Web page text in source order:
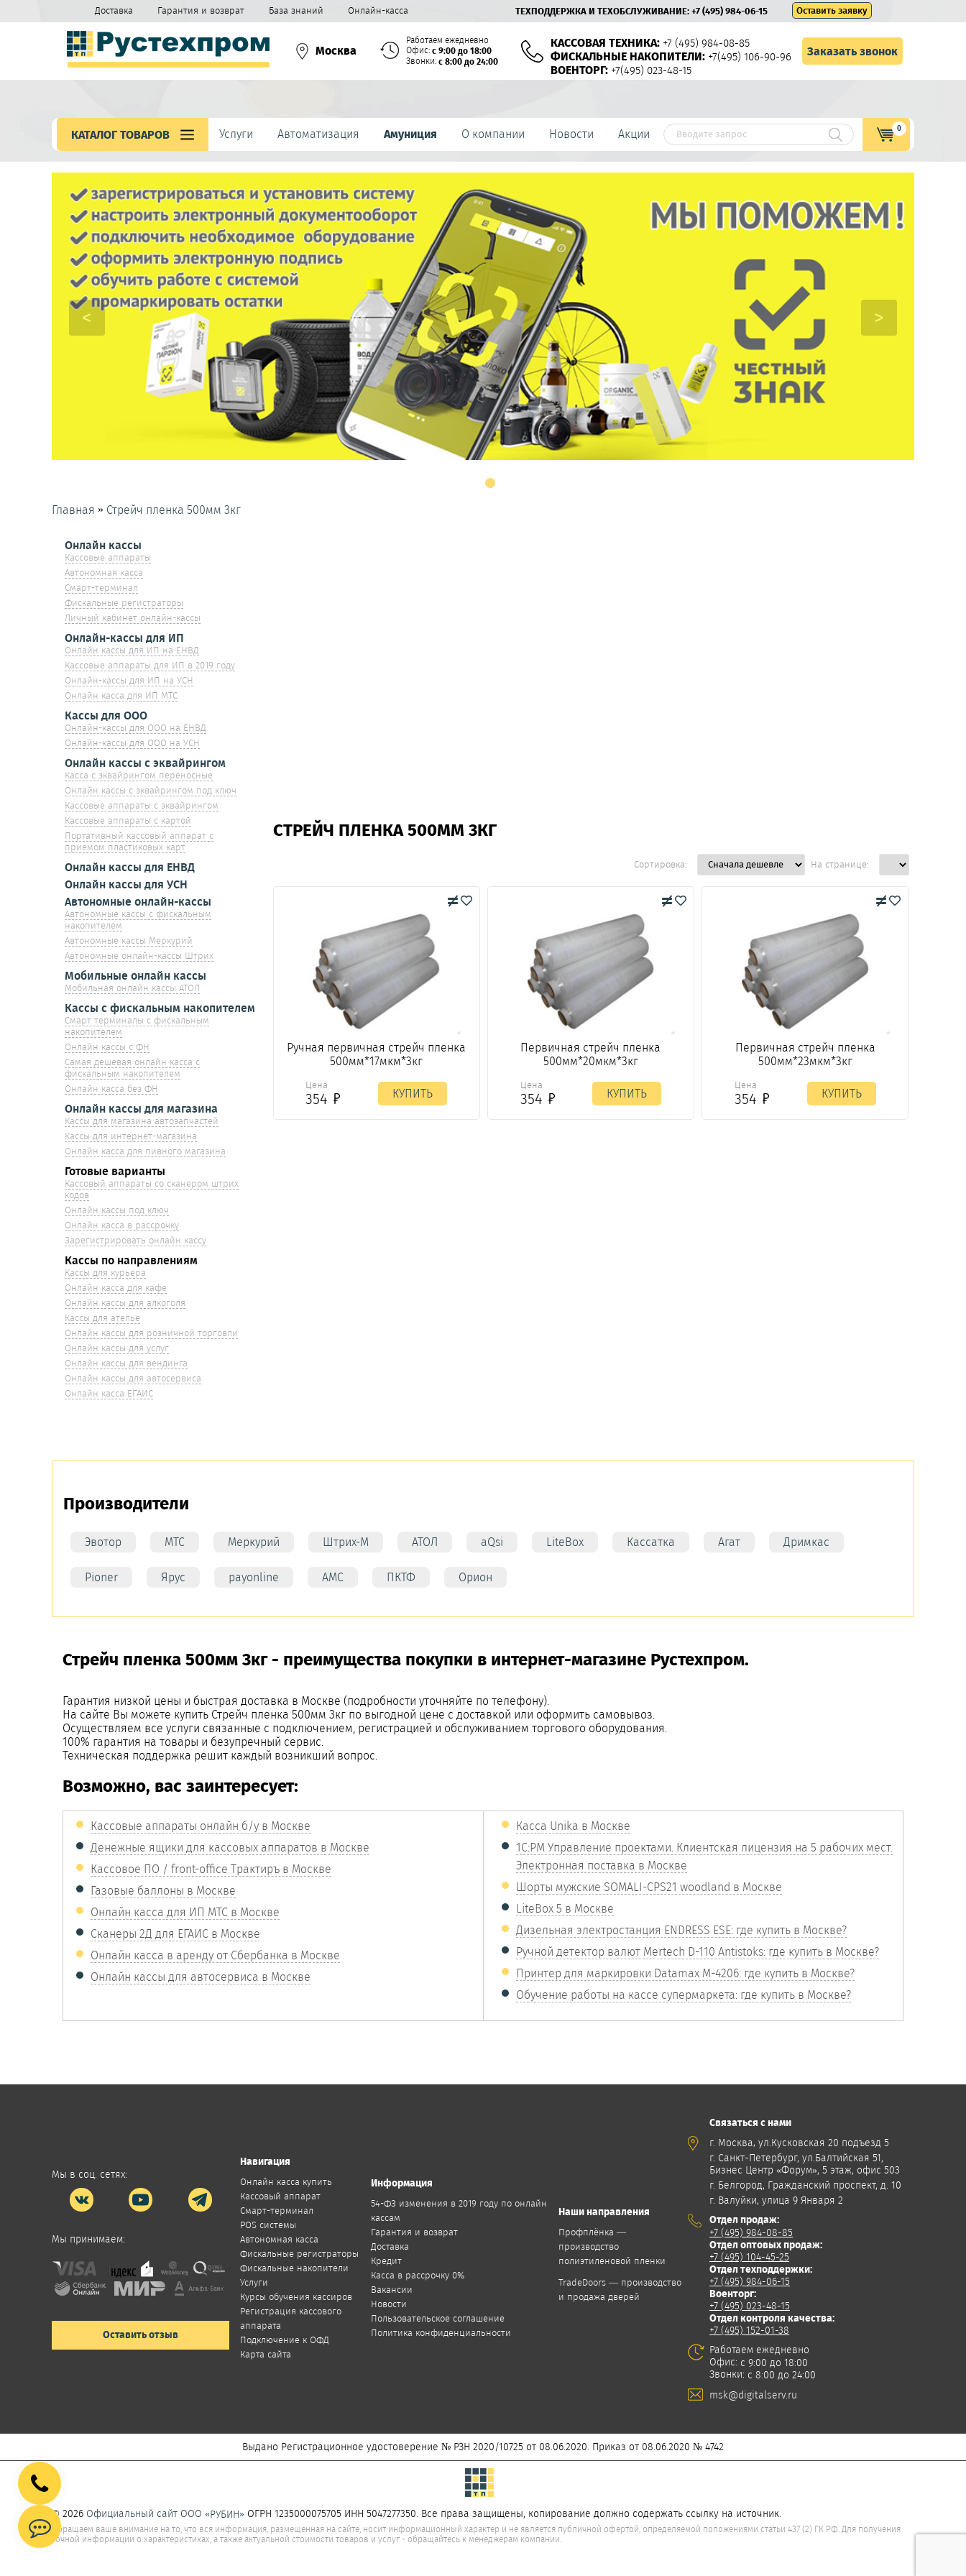
Доставка Гарантия и возврат База знаний Онлайн-касса ТЕХПОДДЕРЖКА И ТЕХОБСЛУЖИВАНИЕ: +7 (495) 984-06-15 Оставить заявку
Москва
Работаем ежедневно
Офис: с 9:00 до 18:00
Звонки: с 8:00 до 24:00
КАССОВАЯ ТЕХНИКА: +7 (495) 984-08-85
ФИСКАЛЬНЫЕ НАКОПИТЕЛИ: +7(495) 106-90-96
ВОЕНТОРГ: +7(495) 023-48-15
Заказать звонок
КАТАЛОГ ТОВАРОВ Услуги Автоматизация Амуниция О компании Новости Акции 0
< >
Главная » Стрейч пленка 500мм 3кг
Онлайн кассы
Кассовые аппараты
Автономная касса
Смарт-терминал
Фискальные регистраторы
Личный кабинет онлайн-кассы
Онлайн-кассы для ИП
Онлайн кассы для ИП на ЕНВД
Кассовые аппараты для ИП в 2019 году
Онлайн-кассы для ИП на УСН
Онлайн касса для ИП МТС
Кассы для ООО
Онлайн-кассы для ООО на ЕНВД
Онлайн-кассы для ООО на УСН
Онлайн кассы с эквайрингом
Касса с эквайрингом переносные
Онлайн кассы с эквайрингом под ключ
Кассовые аппараты с эквайрингом
Кассовые аппараты с картой
Портативный кассовый аппарат с
приемом пластиковых карт
Онлайн кассы для ЕНВД
Онлайн кассы для УСН
Автономные онлайн-кассы
Автономные кассы с фискальным
накопителем
Автономные кассы Меркурий
Автономные онлайн-кассы Штрих
Мобильные онлайн кассы
Мобильная онлайн кассы АТОЛ
Кассы с фискальным накопителем
Смарт терминалы с фискальным
накопителем
Онлайн кассы с ФН
Самая дешевая онлайн касса с
фискальным накопителем
Онлайн касса без ФН
Онлайн кассы для магазина
Кассы для магазина автозапчастей
Кассы для интернет-магазина
Онлайн касса для пивного магазина
Готовые варианты
Кассовый аппараты со сканером штрих
кодов
Онлайн кассы под ключ
Онлайн касса в рассрочку
Зарегистрировать онлайн кассу
Кассы по направлениям
Кассы для курьера
Онлайн касса для кафе
Онлайн кассы для алкоголя
Кассы для ателье
Онлайн кассы для розничной торговли
Онлайн кассы для услуг
Онлайн кассы для вендинга
Онлайн кассы для автосервиса
Онлайн касса ЕГАИС
СТРЕЙЧ ПЛЕНКА 500ММ 3КГ
Сортировка: На странице:
Ручная первичная стрейч пленка
500мм*17мкм*3кг
Цена
354 КУПИТЬ
Первичная стрейч пленка
500мм*20мкм*3кг
Цена
354 КУПИТЬ
Первичная стрейч пленка
500мм*23мкм*3кг
Цена
354 КУПИТЬ
Производители
Эвотор МТС Меркурий Штрих-М АТОЛ aQsi LiteBox Кассатка Агат Дримкас
Pioner Ярус payonline АМС ПКТФ Орион
Стрейч пленка 500мм 3кг - преимущества покупки в интернет-магазине Рустехпром.
Гарантия низкой цены и быстрая доставка в Москве (подробности уточняйте по телефону).
На сайте Вы можете купить Стрейч пленка 500мм 3кг по выгодной цене с доставкой или оформить самовывоз.
Осуществляем все услуги связанные с подключением, регистрацией и обслуживанием торгового оборудования.
100% гарантия на товары и безупречный сервис.
Техническая поддержка решит каждый возникший вопрос.
Возможно, вас заинтересует:
Кассовые аппараты онлайн б/у в Москве
Денежные ящики для кассовых аппаратов в Москве
Кассовое ПО / front-office Трактиръ в Москве
Газовые баллоны в Москве
Онлайн касса для ИП МТС в Москве
Сканеры 2Д для ЕГАИС в Москве
Онлайн касса в аренду от Сбербанка в Москве
Онлайн кассы для автосервиса в Москве
Касса Unika в Москве
1С:PM Управление проектами. Клиентская лицензия на 5 рабочих мест.
Электронная поставка в Москве
Шорты мужские SOMALI-CPS21 woodland в Москве
LiteBox 5 в Москве
Дизельная электростанция ENDRESS ESE: где купить в Москве?
Ручной детектор валют Mertech D-110 Antistoks: где купить в Москве?
Принтер для маркировки Datamax M-4206: где купить в Москве?
Обучение работы на кассе супермаркета: где купить в Москве?
Мы в соц. сетях:
Мы принимаем:
Оставить отзыв
Навигация
Онлайн касса купить
Кассовый аппарат
Смарт-терминал
POS системы
Автономная касса
Фискальные регистраторы
Фискальные накопители
Услуги
Курсы обучения кассиров
Регистрация кассового
аппарата
Подключение к ОФД
Карта сайта
Информация
54-ФЗ изменения в 2019 году по онлайн
кассам
Гарантия и возврат
Доставка
Кредит
Касса в рассрочку 0%
Вакансии
Новости
Пользовательское соглашение
Политика конфиденциальности
Наши направления
Профплёнка —
производство
полиэтиленовой пленки
TradeDoors — производство
и продажа дверей
Связаться с нами
г. Москва,ул.Кусковская 20 подъезд 5
г. Санкт-Петербург, ул.Балтийская 51,
Бизнес Центр «Форум», 5 этаж, офис 503
г. Белгород, Гражданский проспект, д. 10
г. Валуйки, улица 9 Января 2
Отдел продаж:
+7 (495) 984-08-85
Отдел оптовых продаж:
+7 (495) 104-45-25
Отдел техподдержки:
+7 (495) 984-06-15
Военторг:
+7 (495) 023-48-15
Отдел контроля качества:
+7 (495) 152-01-38
Работаем ежедневно
Офис: с 9:00 до 18:00
Звонки: с 8:00 до 24:00
msk@digitalserv.ru
Выдано Регистрационное удостоверение № РЗН 2020/10725 от 08.06.2020. Приказ от 08.06.2020 № 4742
© 2026 Официальный сайт ООО «РУБИН» ОГРН 1235000075705 ИНН 5047277350. Все права защищены, копирование должно содержать ссылку на источник.
Обращаем ваше внимание на то, что вся информация, размещенная на сайте, носит информационный характер и не является публичной офертой, определяемой положениями статьи 437 (2) ГК РФ. Для получения
точной информации о характеристиках, а также актуальной стоимости товаров и услуг - обращайтесь к менеджерам компании.